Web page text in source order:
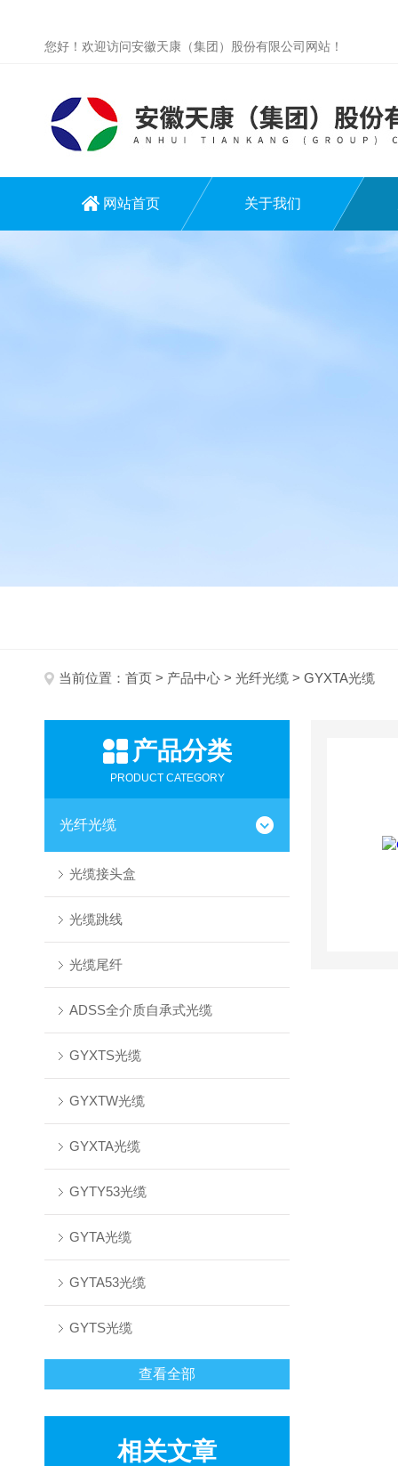
您好！欢迎访问安徽天康（集团）股份有限公司网站！
网站首页 关于我们
当前位置： 首页 > 产品中心 > 光纤光缆 > GYXTA光缆
产品分类
PRODUCT CATEGORY
光纤光缆
光缆接头盒
光缆跳线
光缆尾纤
ADSS全介质自承式光缆
GYXTS光缆
GYXTW光缆
GYXTA光缆
GYTY53光缆
GYTA光缆
GYTA53光缆
GYTS光缆
查看全部
相关文章